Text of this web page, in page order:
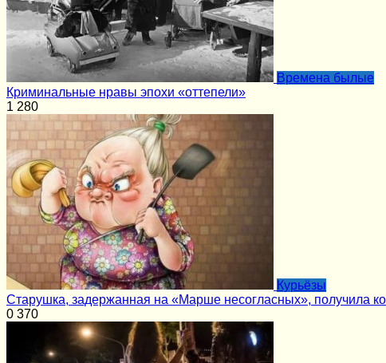
Времена былые
Криминальные нравы эпохи «оттепели»
1 280
Курьёзы
Старушка, задержанная на «Марше несогласных», получила
0 370